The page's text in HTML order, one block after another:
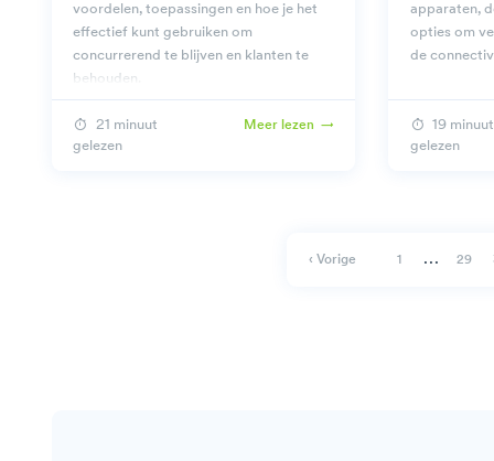
voordelen, toepassingen en hoe je het
effectief kunt gebruiken om
concurrerend te blijven en klanten te
behouden.
21 minuut
gelezen
Meer lezen
apparaten,
opties om
de
19 minuut
gelezen
‹ Vorige 1 … 29